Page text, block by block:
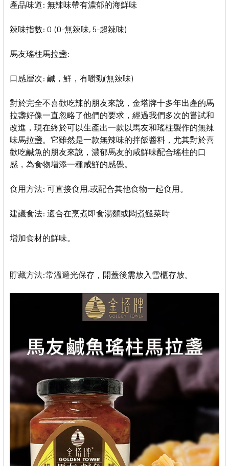
產品味道: 無辣味帶有濃郁的海鮮味
辣味指數: 0 (0-無辣味, 5-超辣味)
馬友瑤柱馬拉盞:
口感層次: 鹹，鮮，有嚼勁(無辣味)
對於完全不喜歡吃辣的朋友來說，金塔牌十多年出產的馬
拉盞好像一直忽略了他們的要求，經過我們多次的嘗試和
改進，現在終於可以生產出一款以馬友和瑤柱製作的無辣
味馬拉盞。它雖然是一款無辣味的拌飯醬料，尤其對於喜
歡吃鹹魚的朋友來說，濃郁馬友的咸鮮味配合瑤柱的口
感，為食物增添一種咸鮮的感覺。
食用方法: 可直接食用,或配合其他食物一起食用。
建議食法: 適合在烹煮即食湯麵或悶煮餸菜時
增加食材的鮮味。
貯藏方法:常溫避光保存，開蓋後需放入雪櫃存放。